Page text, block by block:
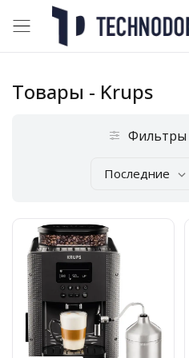
Товары - Krups
Фильтры
Последние